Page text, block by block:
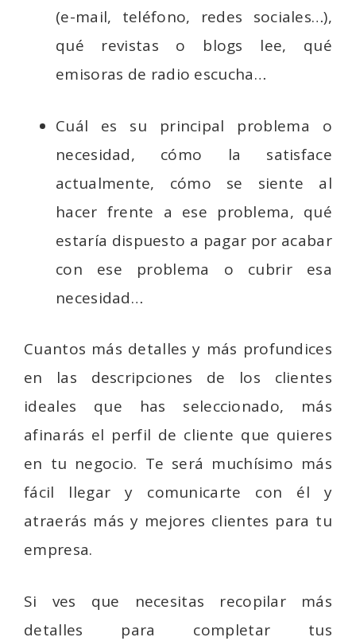
(e-mail, teléfono, redes sociales…),
qué revistas o blogs lee, qué
emisoras de radio escucha…
Cuál es su principal problema o
necesidad, cómo la satisface
actualmente, cómo se siente al
hacer frente a ese problema, qué
estaría dispuesto a pagar por acabar
con ese problema o cubrir esa
necesidad…
Cuantos más detalles y más profundices
en las descripciones de los clientes
ideales que has seleccionado, más
afinarás el perfil de cliente que quieres
en tu negocio. Te será muchísimo más
fácil llegar y comunicarte con él y
atraerás más y mejores clientes para tu
empresa.
Si ves que necesitas recopilar más
detalles para completar tus